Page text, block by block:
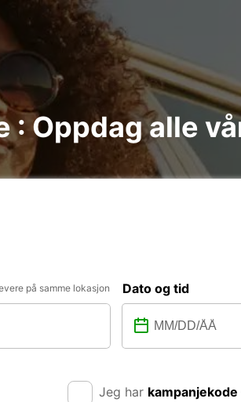
: Oppdag alle
på samme lokasjon Dato og tid
Jeg har